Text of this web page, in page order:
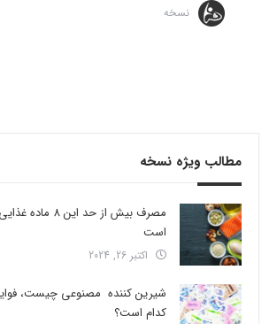
نسخه
مطالب ویژه نسخه
مصرف بیش از حد
است
اکتبر 26, 2024
شیرین کننده مصنوعی چیست،
کدام است؟